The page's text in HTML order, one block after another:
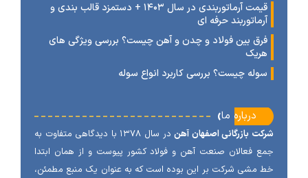
قیمت آرماتوربندی در سال ۱۴۰۳ + دستمزد قالب بندی و
حرفه ای
بین فولاد و چدن و آهن چیست؟ بررسی ویژگی های
چیست؟ بررسی کاربرد انواع سوله
درباره ما
بازرگانی اصفهان آهن
در سال ۱۳۷۸ با دیدگاهی متفاوت به
فعالان صنعت آهن و فولاد کشور پیوست و از همان ابتدا
مشی شرکت بر این بوده است که به عنوان یک منبع مطمئن،